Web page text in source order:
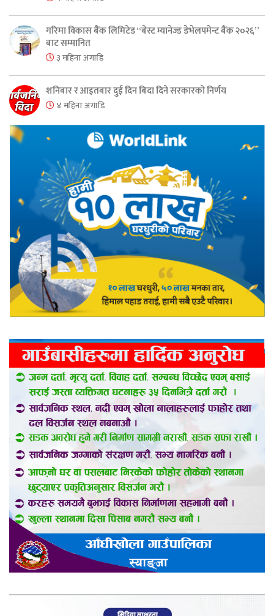
गरिमा विकास बैंक लिमिटेड “बेस्ट म्यानेज्ड डेभेलपमेन्ट बैंक २०२६”
बाट सम्मानित
३ महिना अगाडि
शनिबार र आइतबार दुई दिन बिदा दिने सरकारको निर्णय
४ महिना अगाडि